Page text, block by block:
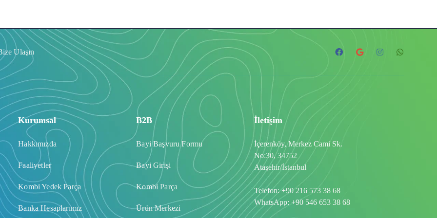
Ulaşın
Kurumsal
Hakkımızda
Faaliyetler
Kombi Yedek Parça
Banka Hesaplarımız
B2B
Bayi Başvuru Formu
Bayi Girişi
Kombi Parça
Ürün Merkezi
İletişim
İçerenköy, Merkez Cami Sk.
No:30, 34752
Ataşehir/İstanbul
Telefon:+90 216 573 38 68
WhatsApp:+90 546 653 38 68